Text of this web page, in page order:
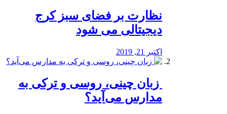
نظارت بر فضای سبز کرج
دیجیتالی می شود
اکتبر 21, 2019
️ زبان چینی، روسی و ترکی به
مدارس می‌آید؟